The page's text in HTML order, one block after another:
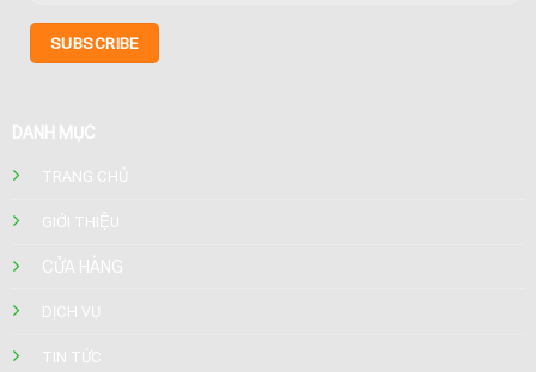
DANH MỤC
TRANG CHỦ
GIỚI THIỆU
CỬA HÀNG
DỊCH VỤ
TIN TỨC